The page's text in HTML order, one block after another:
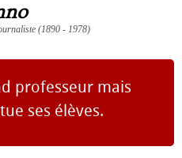
(1890 - 1978)
professeur mais
ses élèves.